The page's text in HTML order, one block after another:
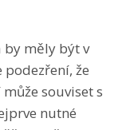
by měly být v
podezření, že
souviset s
nutné